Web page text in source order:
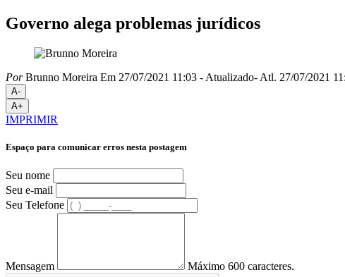
Governo alega problemas jurídicos
PorBrunno Moreira Em 27/07/2021 11:03 - Atualizado- Atl. 27/07/2021
A-
A+
IMPRIMIR
Espaço para comunicar erros nesta postagem
Seu nome
Seu e-mail
Seu Telefone
Mensagem Máximo 600 caracteres.